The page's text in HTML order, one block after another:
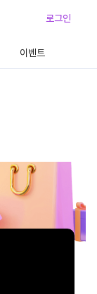
로그인
이벤트